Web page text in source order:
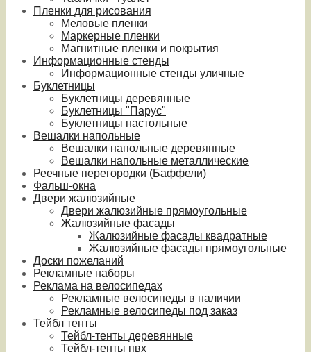
Пленки для рисования
Меловые пленки
Маркерные пленки
Магнитные пленки и покрытия
Информационные стенды
Информационные стенды уличные
Буклетницы
Буклетницы деревянные
Буклетницы "Парус"
Буклетницы настольные
Вешалки напольные
Вешалки напольные деревянные
Вешалки напольные металлические
Реечные перегородки (Баффели)
Фальш-окна
Двери жалюзийные
Двери жалюзийные прямоугольные
Жалюзийные фасады
Жалюзийные фасады квадратные
Жалюзийные фасады прямоугольные
Доски пожеланий
Рекламные наборы
Реклама на велосипедах
Рекламные велосипеды в наличии
Рекламные велосипеды под заказ
Тейбл тенты
Тейбл-тенты деревянные
Тейбл-тенты пвх